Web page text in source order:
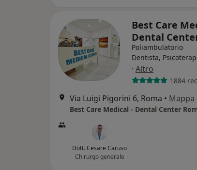
Best Care
Dental
Poliambulatorio
Dentista,
· Altro
1884
Via Luigi Pigorini 6, Roma • Mappa
Best Care Medical - Dental Center
Dott. Cesare Caruso
Chirurgo generale